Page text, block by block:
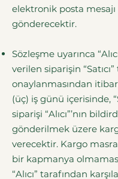
elektronik posta mesajı
gönderecektir.
Sözleşme uyarınca
verilen siparişin
onaylanmasından
(üç) iş günü içerisinde,
siparişi “Alıcı”’nın
gönderilmek üzere
verecektir. Kargo
bir kapmanya
“Alıcı” tarafından